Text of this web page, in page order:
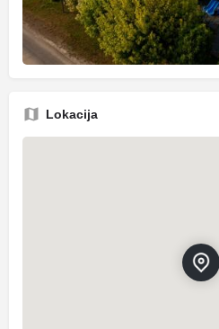
Lokacija